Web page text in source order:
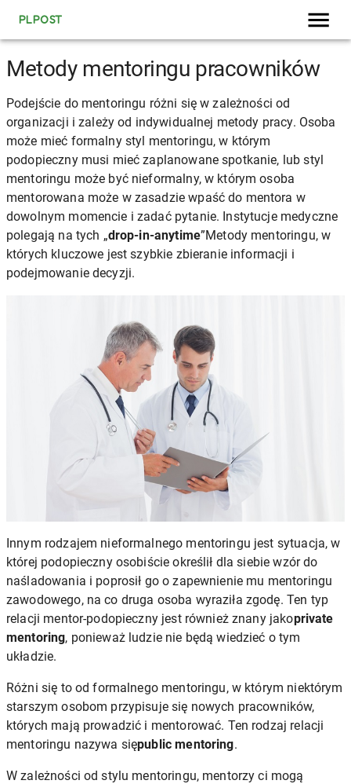
PLPOST
Metody mentoringu pracowników
Podejście do mentoringu różni się w zależności od
organizacji i zależy od indywidualnej metody pracy. Osoba
może mieć formalny styl mentoringu, w którym
podopieczny musi mieć zaplanowane spotkanie, lub styl
mentoringu może być nieformalny, w którym osoba
mentorowana może w zasadzie wpaść do mentora w
dowolnym momencie i zadać pytanie. Instytucje medyczne
polegają na tych „drop-in-anytime”Metody mentoringu, w
których kluczowe jest szybkie zbieranie informacji i
podejmowanie decyzji.
Innym rodzajem nieformalnego mentoringu jest sytuacja, w
której podopieczny osobiście określił dla siebie wzór do
naśladowania i poprosił go o zapewnienie mu mentoringu
zawodowego, na co druga osoba wyraziła zgodę. Ten typ
relacji mentor-podopieczny jest również znany jakoprivate
mentoring, ponieważ ludzie nie będą wiedzieć o tym
układzie.
Różni się to od formalnego mentoringu, w którym niektórym
starszym osobom przypisuje się nowych pracowników,
których mają prowadzić i mentorować. Ten rodzaj relacji
mentoringu nazywa siępublic mentoring.
W zależności od stylu mentoringu, mentorzy ci mogą